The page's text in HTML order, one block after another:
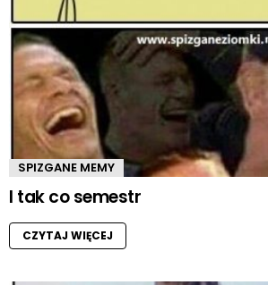
SPIZGANE MEMY
I tak co semestr
CZYTAJ WIĘCEJ